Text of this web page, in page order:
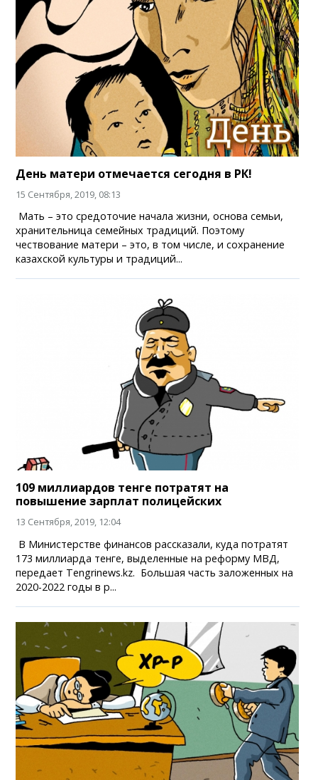
День матери отмечается сегодня в РК!
15 Сентября, 2019, 08:13
Мать – это средоточие начала жизни, основа семьи,
хранительница семейных традиций. Поэтому
чествование матери – это, в том числе, и сохранение
казахской культуры и традиций...
109 миллиардов тенге потратят на
повышение зарплат полицейских
13 Сентября, 2019, 12:04
В Министерстве финансов рассказали, куда потратят
173 миллиарда тенге, выделенные на реформу МВД,
передает Tengrinews.kz. Большая часть заложенных на
2020-2022 годы в р...